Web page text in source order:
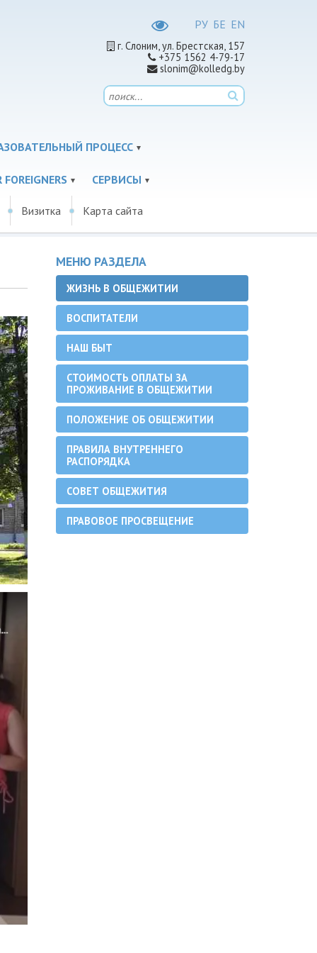
РУ БЕ EN
г. Слоним, ул. Брестская, 157
+375 1562 4-79-17
slonim@kolledg.by
ПРОЦЕСС
СЕРВИСЫ
Визитка Карта сайта
МЕНЮ РАЗДЕЛА
ЖИЗНЬ В ОБЩЕЖИТИИ
ВОСПИТАТЕЛИ
НАШ БЫТ
СТОИМОСТЬ ОПЛАТЫ ЗА
ПРОЖИВАНИЕ В ОБЩЕЖИТИИ
ПОЛОЖЕНИЕ ОБ ОБЩЕЖИТИИ
ПРАВИЛА ВНУТРЕННЕГО
РАСПОРЯДКА
СОВЕТ ОБЩЕЖИТИЯ
ПРАВОВОЕ ПРОСВЕЩЕНИЕ